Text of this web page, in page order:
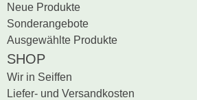
Neue Produkte
Sonderangebote
Ausgewählte Produkte
SHOP
Wir in Seiffen
Liefer- und Versandkosten